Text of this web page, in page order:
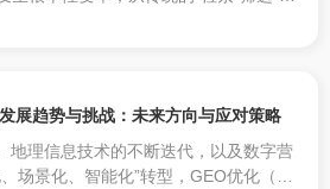
展趋势与挑战：未来方向与应对策略
地理信息技术的不断迭代，以及数字营
场景化、智能化”转型，GEO优化（AI